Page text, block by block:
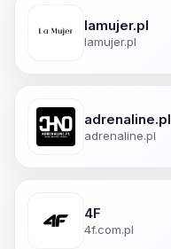
lamujer.pl
lamujer.pl
adrenaline.pl
adrenaline.pl
4F
4f.com.pl